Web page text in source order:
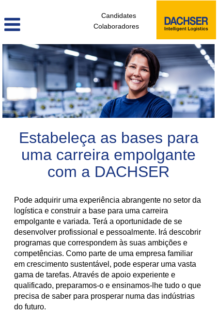
Candidates
Colaboradores
colaboradores_sem_experiencia_pt
Estabeleça as bases para
uma carreira empolgante
com a DACHSER
Pode adquirir uma experiência abrangente no setor da
logística e construir a base para uma carreira
empolgante e variada. Terá a oportunidade de se
desenvolver profissional e pessoalmente. Irá descobrir
programas que correspondem às suas ambições e
competências. Como parte de uma empresa familiar
em crescimento sustentável, pode esperar uma vasta
gama de tarefas. Através de apoio experiente e
qualificado, preparamos-o e ensinamos-lhe tudo o que
precisa de saber para prosperar numa das indústrias
do futuro.